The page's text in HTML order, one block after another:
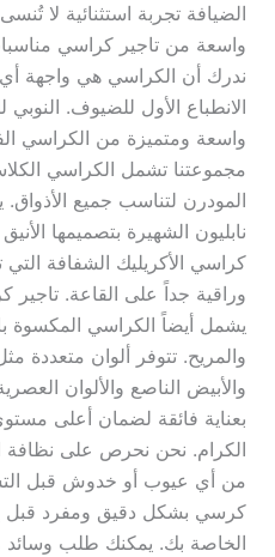
الضيافة تجربة استثنائية لا
واسعة من تاجير كراسي
ندرك أن الكراسي هي واجهة
الانطباع الأول للضيوف. النوبي
واسعة ومتميزة من الكراسي
مجموعتنا تشمل الكراسي
المودرن لتناسب جميع الأذواق.
نابليون الشهيرة بتصميمها
كراسي الأكريليك الشفافة
وراقية جداً على القاعة. تاجير
يشمل أيضاً الكراسي المكسوة
والمريح. تتوفر ألوان متعددة
والأبيض الناصع والألوان
بعناية فائقة لضمان أعلى
الكرام. نحن نحرص على نظافة
من أي عيوب أو خدوش قبل
كرسي بشكل دقيق ومفرد قبل
الخاصة بك. يمكنك طلب وسائد